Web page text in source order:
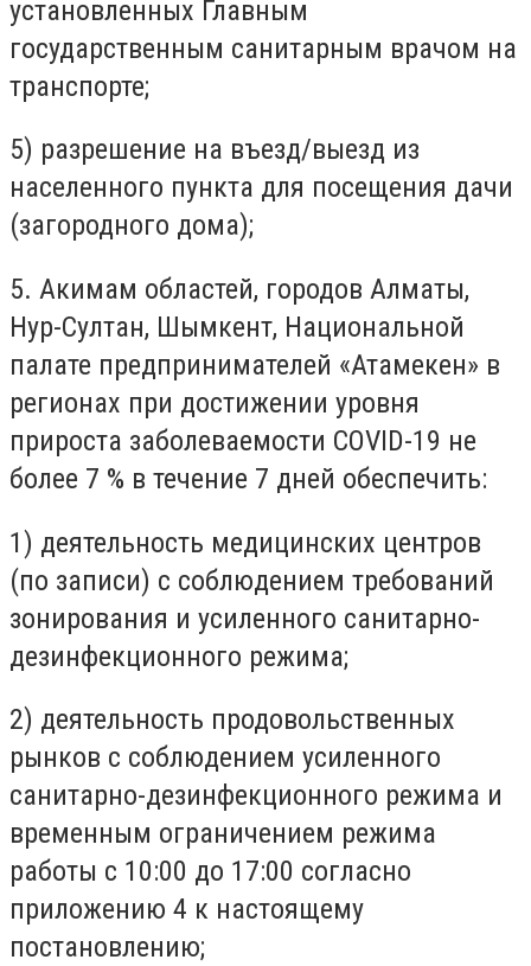
установленных Главным
государственным санитарным врачом на
транспорте;
5) разрешение на въезд/выезд из
населенного пункта для посещения дачи
(загородного дома);
5. Акимам областей, городов Алматы,
Нур-Султан, Шымкент, Национальной
палате предпринимателей «Атамекен» в
регионах при достижении уровня
прироста заболеваемости COVID-19 не
более 7 % в течение 7 дней обеспечить:
1) деятельность медицинских центров
(по записи) с соблюдением требований
зонирования и усиленного санитарно-
дезинфекционного режима;
2) деятельность продовольственных
рынков с соблюдением усиленного
санитарно-дезинфекционного режима и
временным ограничением режима
работы с 10:00 до 17:00 согласно
приложению 4 к настоящему
постановлению;